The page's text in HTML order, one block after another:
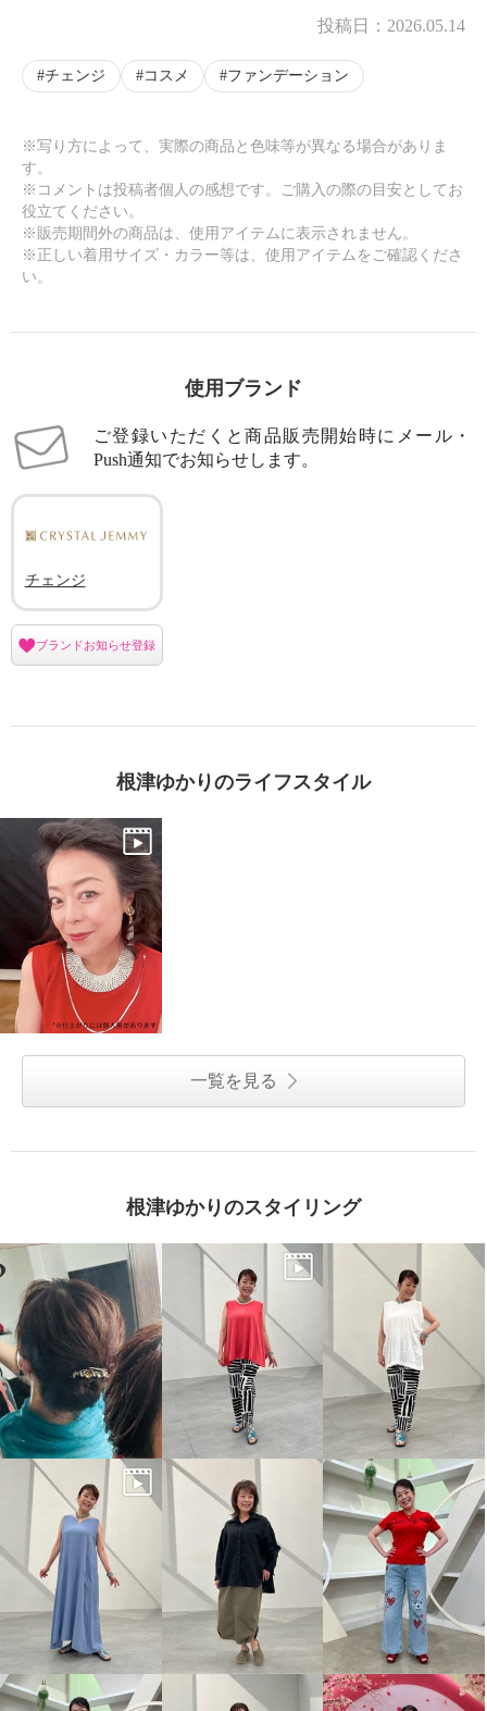
投稿日： 2026.05.14
チェンジ コスメ ファンデーション
※写り方によって、実際の商品と色味等が異なる場合がありま
す。
※コメントは投稿者個人の感想です。ご購入の際の目安としてお
役立てください。
※販売期間外の商品は、使用アイテムに表示されません。
※正しい着用サイズ・カラー等は、使用アイテムをご確認くださ
い。
使用ブランド
ご登録いただくと商品販売開始時にメール・
Push通知でお知らせします。
チェンジ
ブランドお知らせ登録
根津ゆかりのライフスタイル
一覧を見る
根津ゆかりのスタイリング